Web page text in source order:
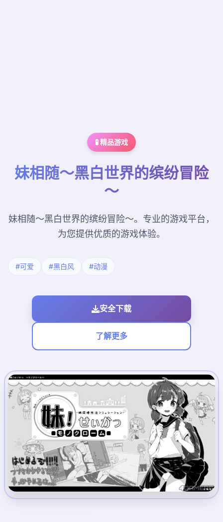
🧪 精品游戏
妹相随～黑白世界的缤纷冒险
～
妹相随～黑白世界的缤纷冒险～。专业的游戏平台，
为您提供优质的游戏体验。
#可爱 #黑白风 #动漫
安全下载
了解更多